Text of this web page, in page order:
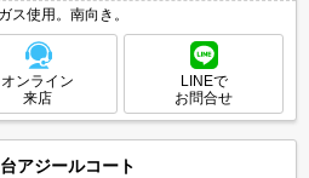
ス使用。南向き。
オンライン
来店
LINEで
お問合せ
アジールコート